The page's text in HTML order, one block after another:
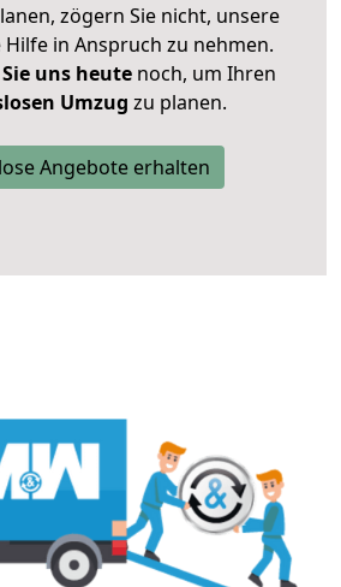
zögern Sie nicht, unsere
in Anspruch zu nehmen.
uns heutenoch, um Ihren
Umzug zu planen.
Angebote erhalten